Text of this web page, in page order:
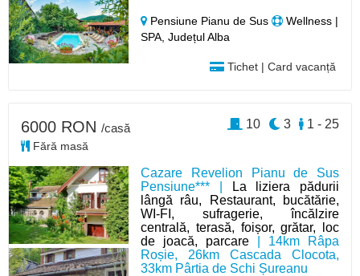
Pensiune Pianu de Sus
Wellness |
SPA, Județul Alba
Tichet | Card vacanță
Cazare Revelion Pianu de Sus
Pensiune*** |
La liziera pădurii
lângă râu, Restaurant, bucătărie,
WI-FI, sufragerie, încălzire
centrală, terasă, foișor, grătar, loc
de joacă, parcare | 14km Râpa
Roșie, 26km Cascada Clocota,
33km Pârtia de Schi Șureanu
6000 RON /casă
Fără masă
1 - 25
3
10